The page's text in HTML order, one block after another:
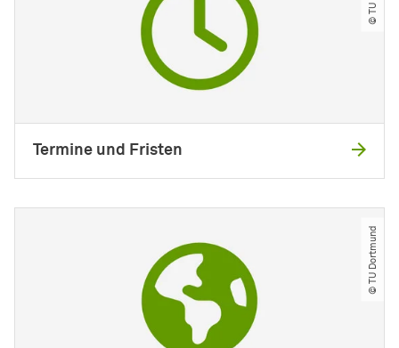
Termine und Fristen
© TU Dortmund